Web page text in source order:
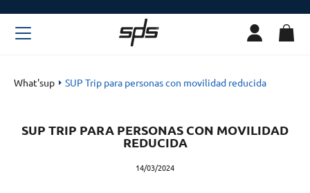
What'sup SUP Trip para personas con movilidad reducida
SUP TRIP PARA PERSONAS CON MOVILIDAD
REDUCIDA
14/03/2024